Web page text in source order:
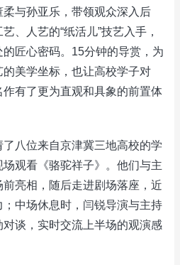
与孙亚乐，带领观众深入后
、人艺的“纸活儿”技艺入手，
匠心密码。15分钟的导赏，为
美学坐标，也让高校学子对
作有了更为直观和具象的前置体
八位来自京津冀三地高校的学
观看《骆驼祥子》。他们与主
亮相，随后走进剧场落座，近
中场休息时，闫锐导演与主持
对谈，实时交流上半场的观演感